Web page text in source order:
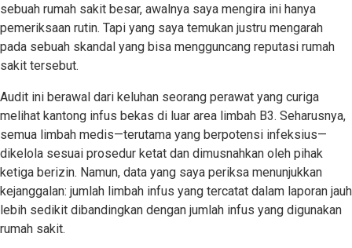
sebuah rumah sakit besar, awalnya saya mengira ini hanya
pemeriksaan rutin. Tapi yang saya temukan justru mengarah
pada sebuah skandal yang bisa mengguncang reputasi rumah
sakit tersebut.
Audit ini berawal dari keluhan seorang perawat yang curiga
melihat kantong infus bekas di luar area limbah B3. Seharusnya,
semua limbah medis—terutama yang berpotensi infeksius—
dikelola sesuai prosedur ketat dan dimusnahkan oleh pihak
ketiga berizin. Namun, data yang saya periksa menunjukkan
kejanggalan: jumlah limbah infus yang tercatat dalam laporan jauh
lebih sedikit dibandingkan dengan jumlah infus yang digunakan
rumah sakit.